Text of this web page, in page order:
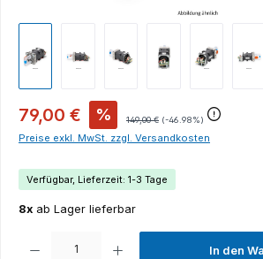
79,00 € % 149,00 € (-46.98%)
Preise exkl. MwSt. zzgl. Versandkosten
Verfügbar, Lieferzeit: 1-3 Tage
8x ab Lager lieferbar
In den